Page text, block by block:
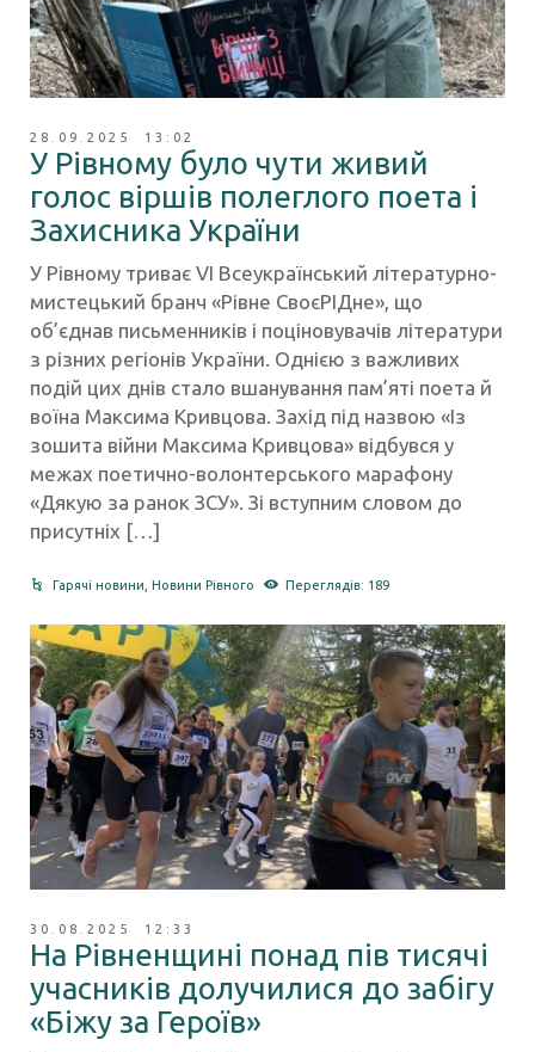
28.09.2025 13:02
У Рівному було чути живий
голос віршів полеглого поета і
Захисника України
У Рівному триває VI Всеукраїнський літературно-
мистецький бранч «Рівне СвоєРІДне», що
об’єднав письменників і поціновувачів літератури
з різних регіонів України. Однією з важливих
подій цих днів стало вшанування пам’яті поета й
воїна Максима Кривцова. Захід під назвою «Із
зошита війни Максима Кривцова» відбувся у
межах поетично-волонтерського марафону
«Дякую за ранок ЗСУ». Зі вступним словом до
присутніх […]
Гарячі новини ,Новини Рівного Переглядів: 189
30.08.2025 12:33
На Рівненщині понад пів тисячі
учасників долучилися до забігу
«Біжу за Героїв»